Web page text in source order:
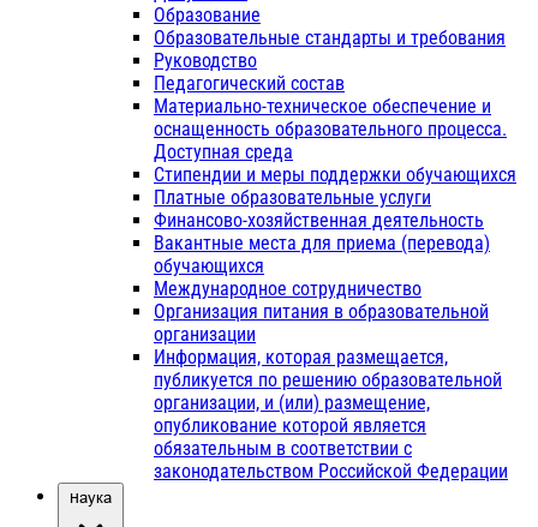
Образование
Образовательные стандарты и требования
Руководство
Педагогический состав
Материально-техническое обеспечение и
оснащенность образовательного процесса.
Доступная среда
Стипендии и меры поддержки обучающихся
Платные образовательные услуги
Финансово-хозяйственная деятельность
Вакантные места для приема (перевода)
обучающихся
Международное сотрудничество
Организация питания в образовательной
организации
Информация, которая размещается,
публикуется по решению образовательной
организации, и (или) размещение,
опубликование которой является
обязательным в соответствии с
законодательством Российской Федерации
Наука